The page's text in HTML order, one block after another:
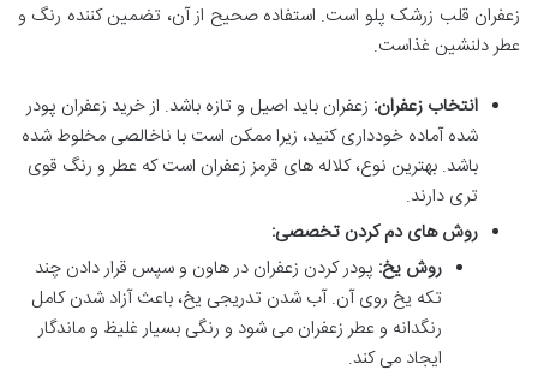
زعفران قلب زرشک پلو است. استفاده صحیح از آن، تضمین کننده رنگ و
عطر دلنشین غذاست.
انتخاب زعفران: زعفران باید اصیل و تازه باشد. از خرید زعفران پودر
شده آماده خودداری کنید، زیرا ممکن است با ناخالصی مخلوط شده
باشد. بهترین نوع، کلاله های قرمز زعفران است که عطر و رنگ قوی
تری دارند.
روش های دم کردن تخصصی:
روش یخ: پودر کردن زعفران در هاون و سپس قرار دادن چند
تکه یخ روی آن. آب شدن تدریجی یخ، باعث آزاد شدن کامل
رنگدانه و عطر زعفران می شود و رنگی بسیار غلیظ و ماندگار
ایجاد می کند.